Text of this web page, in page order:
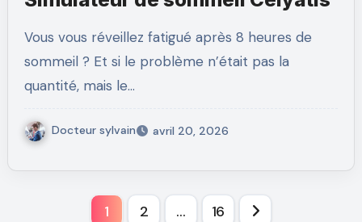
Vous vous réveillez fatigué après 8 heures de
sommeil ? Et si le problème n’était pas la
quantité, mais le…
Docteur sylvain avril 20, 2026
1 2 … 16